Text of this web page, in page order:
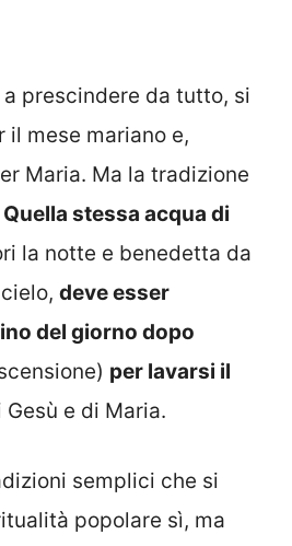
prescindere da tutto, si
il mese mariano e,
Maria. Ma la tradizione
Quella stessa acqua di
la notte e benedetta da
deve esser
del giorno dopo
per lavarsi il
Gesù e di Maria.
semplici che si
popolare sì, ma